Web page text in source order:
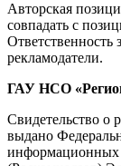
Авторская
совпадать с
рекламодатели.
ГАУ НСО
Свидетельство о
выдано
информационных